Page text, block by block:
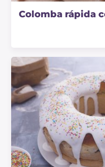
Colomba rápida